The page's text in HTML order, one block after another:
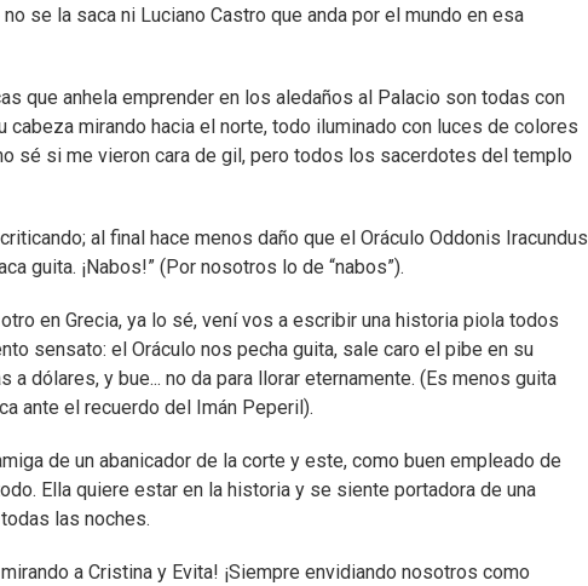
se la saca ni Luciano Castro que anda por el mundo en esa
que anhela emprender en los aledaños al Palacio son todas con
mirando hacia el norte, todo iluminado con luces de colores
sé si me vieron cara de gil, pero todos los sacerdotes del templo
al final hace menos daño que el Oráculo Oddonis Iracundus
guita. ¡Nabos!” (Por nosotros lo de “nabos”).
en Grecia, ya lo sé, vení vos a escribir una historia piola todos
sensato: el Oráculo nos pecha guita, sale caro el pibe en su
dólares, y bue... no da para llorar eternamente. (Es menos guita
ante el recuerdo del Imán Peperil).
de un abanicador de la corte y este, como buen empleado de
Ella quiere estar en la historia y se siente portadora de una
las noches.
a Cristina y Evita! ¡Siempre envidiando nosotros como